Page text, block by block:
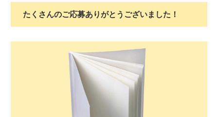
たくさんのご応募ありがとうございました！